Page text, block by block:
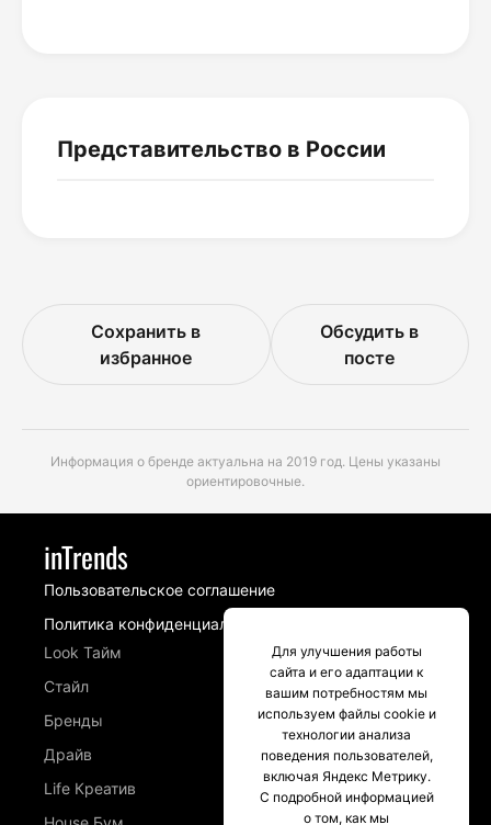
Представительство в России
Сохранить в
избранное
Обсудить в
посте
Информация о бренде актуальна на 2019 год. Цены указаны
ориентировочные.
inTrends
Пользовательское соглашение
Политика конфиденциальности
Look Тайм
Стайл
Бренды
Драйв
Life Креатив
Для улучшения работы
сайта и его адаптации к
вашим потребностям мы
используем файлы cookie и
технологии анализа
поведения пользователей,
включая Яндекс Метрику.
С подробной информацией
о том, как мы